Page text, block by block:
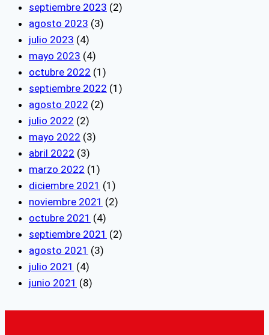
septiembre 2023 (2)
agosto 2023 (3)
julio 2023 (4)
mayo 2023 (4)
octubre 2022 (1)
septiembre 2022 (1)
agosto 2022 (2)
julio 2022 (2)
mayo 2022 (3)
abril 2022 (3)
marzo 2022 (1)
diciembre 2021 (1)
noviembre 2021 (2)
octubre 2021 (4)
septiembre 2021 (2)
agosto 2021 (3)
julio 2021 (4)
junio 2021 (8)